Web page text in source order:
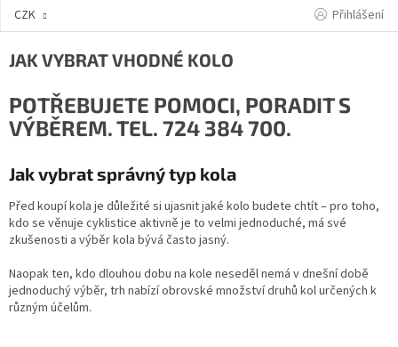
Přejít
CZK Přihlášení
JAK VYBRAT VHODNÉ KOLO
POTŘEBUJETE POMOCI, PORADIT S
VÝBĚREM.TEL. 724 384 700.
Jak vybrat správný typ kola
Před koupí kola je důležité si ujasnit jaké kolo budete chtít – pro toho,
kdo se věnuje cyklistice aktivně je to velmi jednoduché, má své
zkušenosti a výběr kola bývá často jasný.
Naopak ten, kdo dlouhou dobu na kole neseděl nemá v dnešní době
jednoduchý výběr, trh nabízí obrovské množství druhů kol určených k
různým účelům.